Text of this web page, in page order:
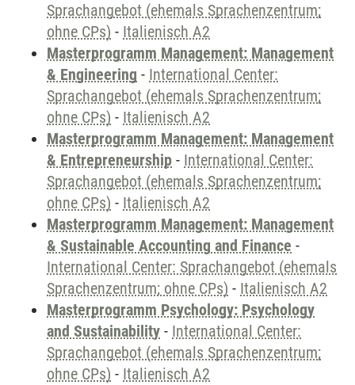
Sprachangebot (ehemals Sprachenzentrum;
ohne CPs) - Italienisch A2
Masterprogramm Management: Management
& Engineering - International Center:
Sprachangebot (ehemals Sprachenzentrum;
ohne CPs) - Italienisch A2
Masterprogramm Management: Management
& Entrepreneurship - International Center:
Sprachangebot (ehemals Sprachenzentrum;
ohne CPs) - Italienisch A2
Masterprogramm Management: Management
& Sustainable Accounting and Finance -
International Center: Sprachangebot (ehemals
Sprachenzentrum; ohne CPs) - Italienisch A2
Masterprogramm Psychology: Psychology
and Sustainability - International Center:
Sprachangebot (ehemals Sprachenzentrum;
ohne CPs) - Italienisch A2